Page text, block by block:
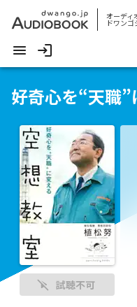
オーディ
ドワンゴ
好奇心を“天職
試聴不可